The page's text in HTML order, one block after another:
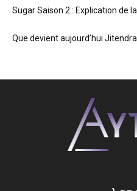
Sugar Saison 2 : Explication de
Que devient aujourd’hui